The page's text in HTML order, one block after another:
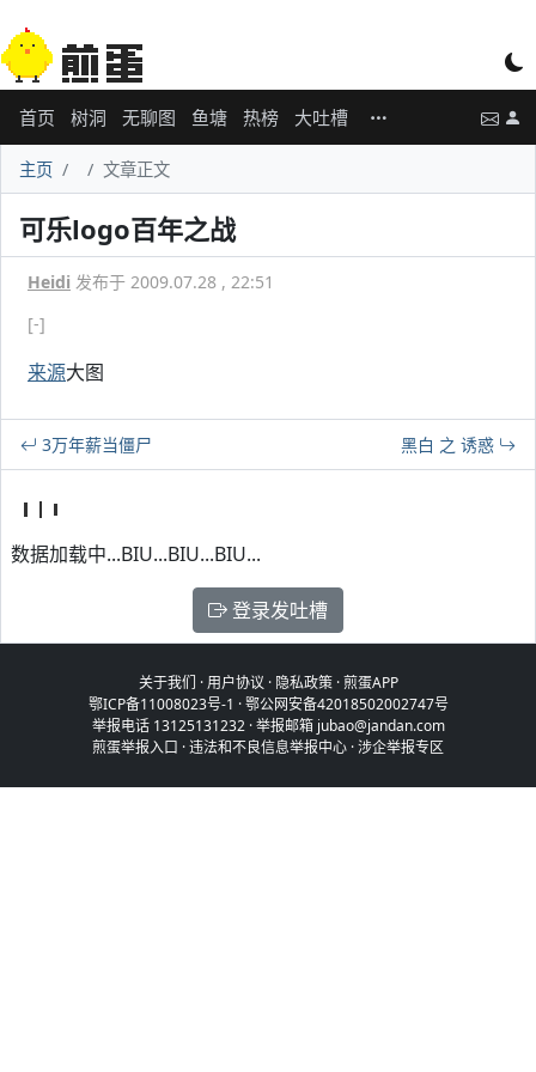
首页 树洞 无聊图 鱼塘 热榜 大吐槽
主页 文章正文
可乐logo百年之战
Heidi 发布于 2009.07.28 , 22:51
[-]
来源大图
3万年薪当僵尸 黑白 之 诱惑
数据加载中...BIU...BIU...BIU...
登录发吐槽
关于我们 ·用户协议 · 隐私政策·煎蛋APP
鄂ICP备11008023号-1 ·鄂公网安备42018502002747号
举报电话 13125131232 · 举报邮箱 jubao@jandan.com
煎蛋举报入口 ·违法和不良信息举报中心 ·涉企举报专区